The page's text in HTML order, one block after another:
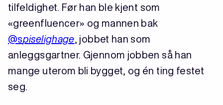
tilfeldighet. Før han ble kjent som
«greenfluencer» og mannen bak
@spiselighage, jobbet han som
anleggsgartner. Gjennom jobben så han
mange uterom bli bygget, og én ting festet
seg.